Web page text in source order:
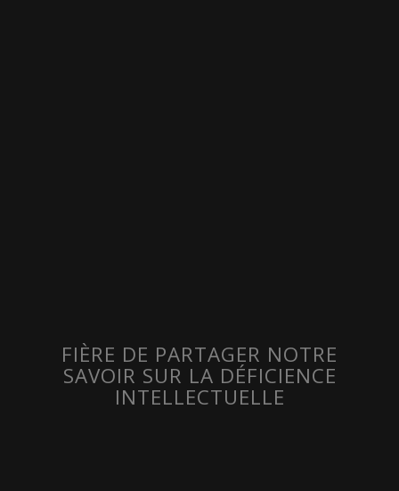
FIÈRE DE PARTAGER NOTRE
SAVOIR SUR LA DÉFICIENCE
INTELLECTUELLE